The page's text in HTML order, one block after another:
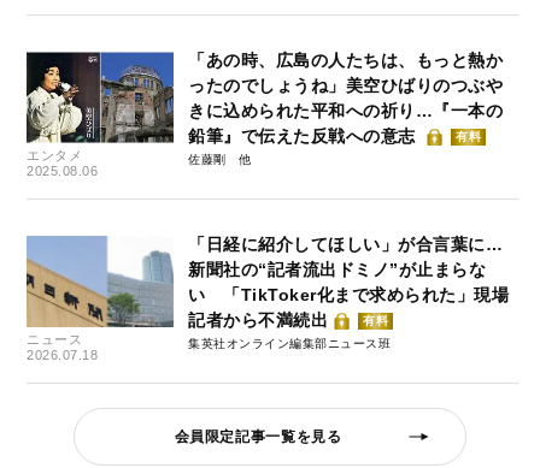
エンタメ
2025.08.06
「あの時、広島の人たちは、もっと熱か
ったのでしょうね」美空ひばりのつぶや
きに込められた平和への祈り…『一本の
鉛筆』で伝えた反戦への意志
有料
佐藤剛
ニュース
2026.07.18
「日経に紹介してほしい」が合言葉に…
新聞社の“記者流出ドミノ”が止まらな
い 「TikToker化まで求められた」現場
記者から不満続出
有料
集英社オンライン編集部ニュース班
会員限定記事一覧を見る